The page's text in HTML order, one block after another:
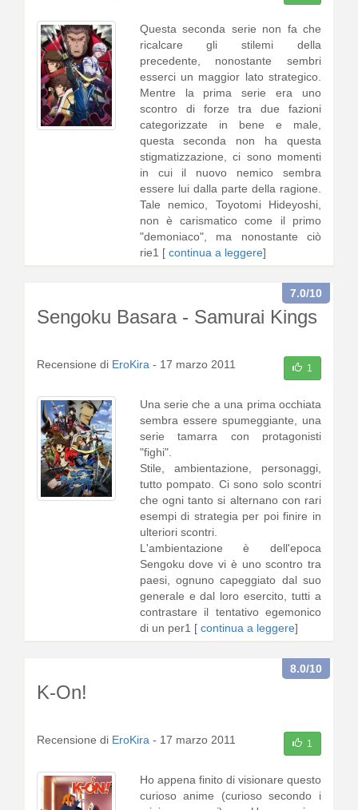
Questa seconda serie non fa che
ricalcare gli stilemi della
precedente, nonostante sembri
esserci un maggior lato strategico.
Mentre la prima serie era uno
scontro di forze tra due fazioni
categorizzate in bene e male,
questa seconda non ha questa
stigmatizzazione, ci sono momenti
in cui il nuovo nemico sembra
essere lui dalla parte della ragione.
Tale nemico, Toyotomi Hideyoshi,
non è carismatico come il primo
"demoniaco", ma nonostante ciò
rie1 [ continua a leggere]
Sengoku Basara - Samurai Kings
7.0/10
Recensione di EroKira - 17 marzo 2011 1
Una serie che a una prima occhiata
sembra essere spumeggiante, una
serie tamarra con protagonisti
"fighi".
Stile, ambientazione, personaggi,
tutto pompato. Ci sono solo scontri
che ogni tanto si alternano con rari
esempi di strategia per poi finire in
ulteriori scontri.
L'ambientazione è dell'epoca
Sengoku dove vi è uno scontro tra
paesi, ognuno capeggiato dal suo
generale e dal loro esercito, tutti a
contrastare il tentativo egemonico
di un per1 [ continua a leggere]
K-On!
8.0/10
Recensione di EroKira - 17 marzo 2011 1
Ho appena finito di visionare questo
curioso anime (curioso secondo i